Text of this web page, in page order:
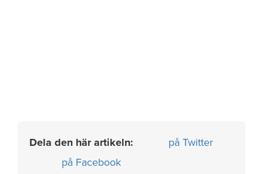
Dela den här artikeln:
på Twitter
på Facebook